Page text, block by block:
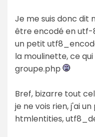
Je me suis donc dit
être encodé en utf-
un petit
la moulinette, ce
groupe.php
Bref, bizarre tout
je ne vois rien, j'ai
htmlentities,